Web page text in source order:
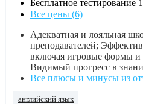
Бесплатное тестирование
Все цены (6)
Адекватная и лояльная
преподавателей;
включая игровые формы и
Видимый прогресс в
Все плюсы и минусы из
английский язык